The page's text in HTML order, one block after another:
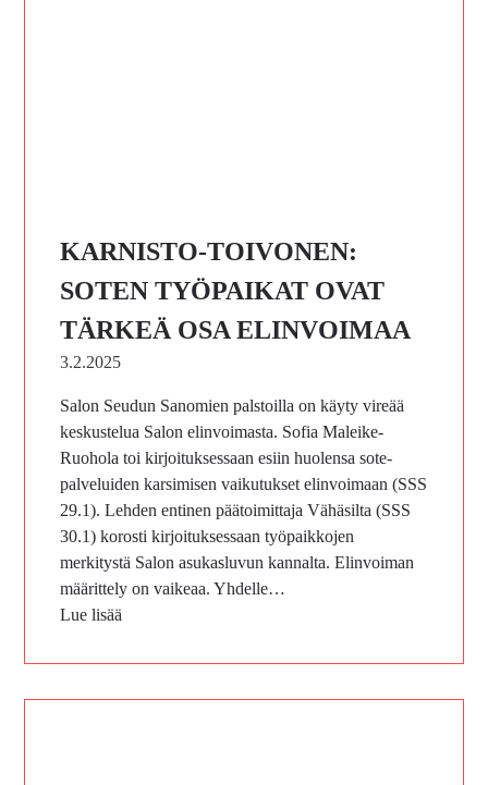
KARNISTO-TOIVONEN:
SOTEN TYÖPAIKAT OVAT
TÄRKEÄ OSA ELINVOIMAA
3.2.2025
Salon Seudun Sanomien palstoilla on käyty vireää
keskustelua Salon elinvoimasta. Sofia Maleike-
Ruohola toi kirjoituksessaan esiin huolensa sote-
palveluiden karsimisen vaikutukset elinvoimaan (SSS
29.1). Lehden entinen päätoimittaja Vähäsilta (SSS
30.1) korosti kirjoituksessaan työpaikkojen
merkitystä Salon asukasluvun kannalta. Elinvoiman
määrittely on vaikeaa. Yhdelle…
Lue lisää